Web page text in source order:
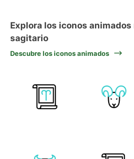
Explora los iconos
sagitario
Descubre los iconos animados